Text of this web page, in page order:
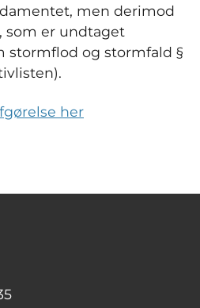
men derimod
som er undtaget
stormflod og stormfald §
her